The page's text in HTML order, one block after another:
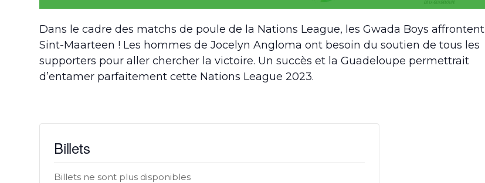
Dans le cadre des matchs de poule de la Nations League, les Gwada Boys affrontent
Sint-Maarteen ! Les hommes de Jocelyn Angloma ont besoin du soutien de tous les
supporters pour aller chercher la victoire. Un succès et la Guadeloupe permettrait
d’entamer parfaitement cette Nations League 2023.
Billets
Billets ne sont plus disponibles